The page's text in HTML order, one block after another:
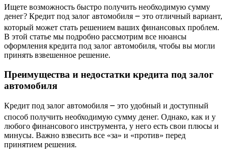
Ищете возможность быстро получить необходимую сумму
денег? Кредит под залог автомобиля ౼ это отличный вариант,
который может стать решением ваших финансовых проблем.
В этой статье мы подробно рассмотрим все нюансы
оформления кредита под залог автомобиля, чтобы вы могли
принять взвешенное решение.
Преимущества и недостатки кредита под залог
автомобиля
Кредит под залог автомобиля ౼ это удобный и доступный
способ получить необходимую сумму денег. Однако, как и у
любого финансового инструмента, у него есть свои плюсы и
минусы. Важно взвесить все «за» и «против» перед
принятием решения.